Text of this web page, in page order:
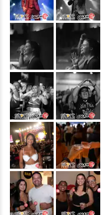
&nbsp; &nbsp;
&nbsp; &nbsp;
&nbsp; &nbsp;
&nbsp; &nbsp;